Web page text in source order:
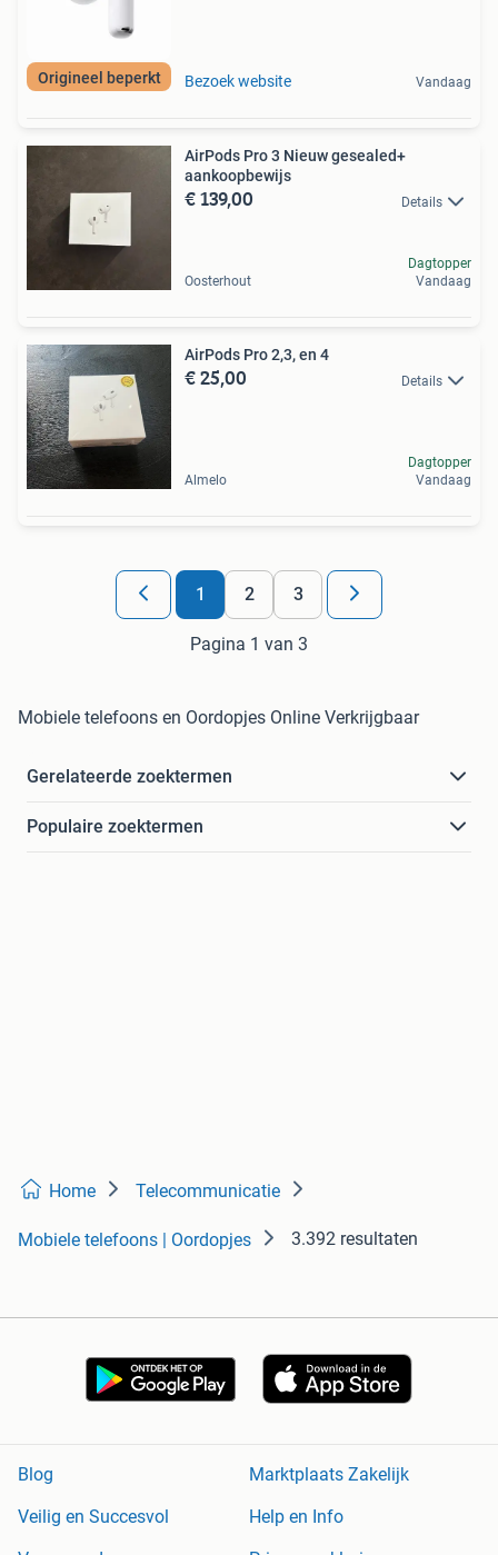
Origineel beperkt Bezoek website Vandaag
AirPods Pro 3 Nieuw gesealed+
aankoopbewijs
€ 139,00 Details
Oosterhout
Dagtopper
Vandaag
AirPods Pro 2,3, en 4
€ 25,00 Details
Almelo
Dagtopper
Vandaag
1 2 3
Pagina 1 van 3
Mobiele telefoons en Oordopjes Online Verkrijgbaar
Gerelateerde zoektermen
Populaire zoektermen
Home Telecommunicatie
Mobiele telefoons | Oordopjes 3.392 resultaten
Blog
Marktplaats Zakelijk
Veilig en Succesvol
Help en Info